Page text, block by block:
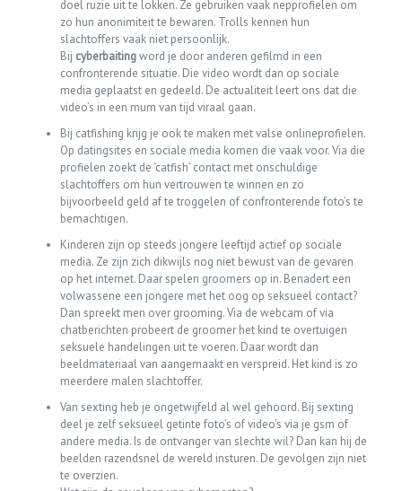
doel ruzie uit te lokken. Ze gebruiken vaak nepprofielen om
zo hun anonimiteit te bewaren. Trolls kennen hun
slachtoffers vaak niet persoonlijk.
Bij cyberbaitingword je door anderen gefilmd in een
confronterende situatie. Die video wordt dan op sociale
media geplaatst en gedeeld. De actualiteit leert ons dat die
video’s in een mum van tijd viraal gaan.
Bij catfishing krijg je ook te maken met valse onlineprofielen.
Op datingsites en sociale media komen die vaak voor. Via die
profielen zoekt de ‘catfish’ contact met onschuldige
slachtoffers om hun vertrouwen te winnen en zo
bijvoorbeeld geld af te troggelen of confronterende foto’s te
bemachtigen.
Kinderen zijn op steeds jongere leeftijd actief op sociale
media. Ze zijn zich dikwijls nog niet bewust van de gevaren
op het internet. Daar spelen groomers op in. Benadert een
volwassene een jongere met het oog op seksueel contact?
Dan spreekt men over grooming. Via de webcam of via
chatberichten probeert de groomer het kind te overtuigen
seksuele handelingen uit te voeren. Daar wordt dan
beeldmateriaal van aangemaakt en verspreid. Het kind is zo
meerdere malen slachtoffer.
Van sexting heb je ongetwijfeld al wel gehoord. Bij sexting
deel je zelf seksueel getinte foto’s of video’s via je gsm of
andere media. Is de ontvanger van slechte wil? Dan kan hij de
beelden razendsnel de wereld insturen. De gevolgen zijn niet
te overzien.